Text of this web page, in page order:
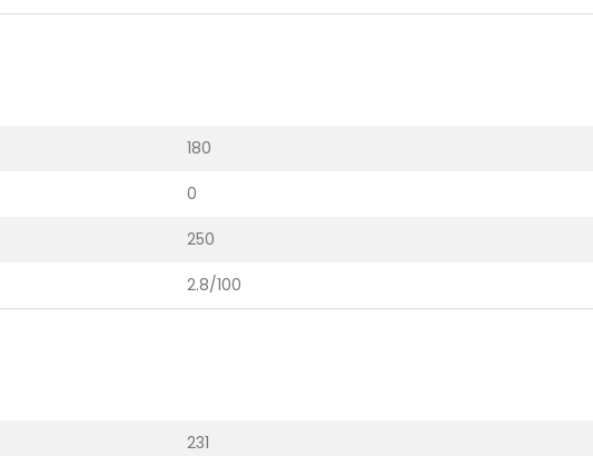
180
0
250
2.8/100
231